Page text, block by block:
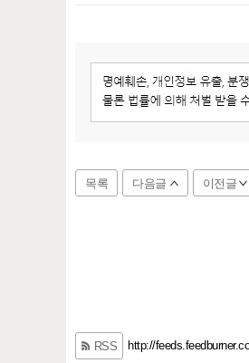
목록 다음글 이전글
RSS http://